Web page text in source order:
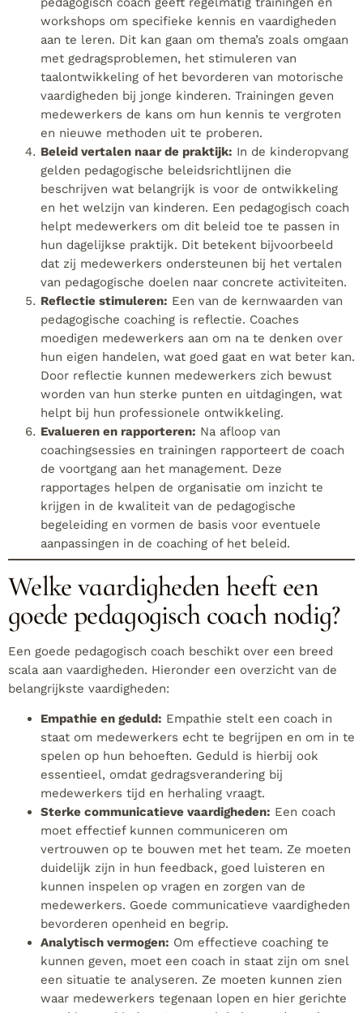
workshops om specifieke kennis en vaardigheden
aan te leren. Dit kan gaan om thema’s zoals omgaan
met gedragsproblemen, het stimuleren van
taalontwikkeling of het bevorderen van motorische
vaardigheden bij jonge kinderen. Trainingen geven
medewerkers de kans om hun kennis te vergroten
en nieuwe methoden uit te proberen.
Beleid vertalen naar de praktijk: In de kinderopvang
gelden pedagogische beleidsrichtlijnen die
beschrijven wat belangrijk is voor de ontwikkeling
en het welzijn van kinderen. Een pedagogisch coach
helpt medewerkers om dit beleid toe te passen in
hun dagelijkse praktijk. Dit betekent bijvoorbeeld
dat zij medewerkers ondersteunen bij het vertalen
van pedagogische doelen naar concrete activiteiten.
Reflectie stimuleren: Een van de kernwaarden van
pedagogische coaching is reflectie. Coaches
moedigen medewerkers aan om na te denken over
hun eigen handelen, wat goed gaat en wat beter kan.
Door reflectie kunnen medewerkers zich bewust
worden van hun sterke punten en uitdagingen, wat
helpt bij hun professionele ontwikkeling.
Evalueren en rapporteren: Na afloop van
coachingsessies en trainingen rapporteert de coach
de voortgang aan het management. Deze
rapportages helpen de organisatie om inzicht te
krijgen in de kwaliteit van de pedagogische
begeleiding en vormen de basis voor eventuele
aanpassingen in de coaching of het beleid.
Welke vaardigheden heeft een
goede pedagogisch coach nodig?
Een goede pedagogisch coach beschikt over een breed
scala aan vaardigheden. Hieronder een overzicht van de
belangrijkste vaardigheden:
Empathie en geduld: Empathie stelt een coach in
staat om medewerkers echt te begrijpen en om in te
spelen op hun behoeften. Geduld is hierbij ook
essentieel, omdat gedragsverandering bij
medewerkers tijd en herhaling vraagt.
Sterke communicatieve vaardigheden: Een coach
moet effectief kunnen communiceren om
vertrouwen op te bouwen met het team. Ze moeten
duidelijk zijn in hun feedback, goed luisteren en
kunnen inspelen op vragen en zorgen van de
medewerkers. Goede communicatieve vaardigheden
bevorderen openheid en begrip.
Analytisch vermogen: Om effectieve coaching te
kunnen geven, moet een coach in staat zijn om snel
een situatie te analyseren. Ze moeten kunnen zien
waar medewerkers tegenaan lopen en hier gerichte